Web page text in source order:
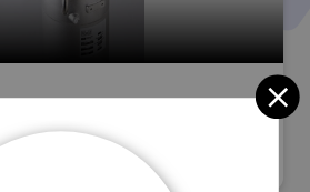
RMFジャパン株式会社